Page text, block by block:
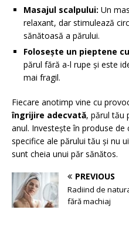
Masajul scalpului: Un
relaxant, dar stimulează
sănătoasă a părului.
Folosește un pieptene
părul fără a-l rupe și este
mai fragil.
Fiecare anotimp vine cu
îngrijire adecvată, părul tău
anul. Investește în produse
specifice ale părului tău și nu
sunt cheia unui păr sănătos.
PREVIOUS
Radiind de
fără machiaj